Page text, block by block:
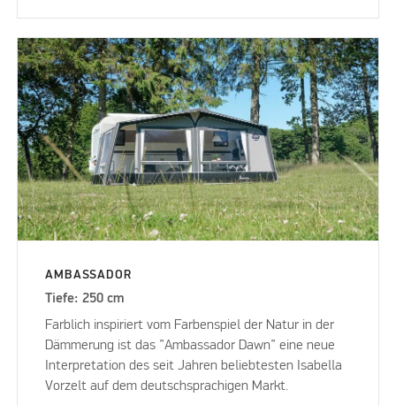
AMBASSADOR
Tiefe: 250 cm
Farblich inspiriert vom Farbenspiel der Natur in der
Dämmerung ist das ”Ambassador Dawn” eine neue
Interpretation des seit Jahren beliebtesten Isabella
Vorzelt auf dem deutschsprachigen Markt.